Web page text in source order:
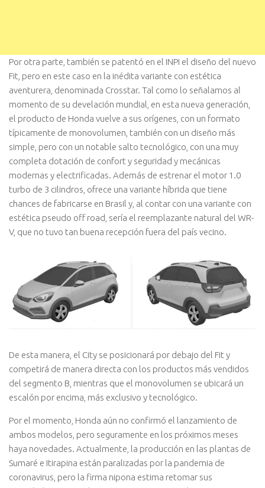
Por otra parte, también se patentó en el INPI el diseño del nuevo
Fit, pero en este caso en la inédita variante con estética
aventurera, denominada Crosstar. Tal como lo señalamos al
momento de su develación mundial, en esta nueva generación,
el producto de Honda vuelve a sus orígenes, con un formato
típicamente de monovolumen, también con un diseño más
simple, pero con un notable salto tecnológico, con una muy
completa dotación de confort y seguridad y mecánicas
modernas y electrificadas. Además de estrenar el motor 1.0
turbo de 3 cilindros, ofrece una variante híbrida que tiene
chances de fabricarse en Brasil y, al contar con una variante con
estética pseudo off road, sería el reemplazante natural del WR-
V, que no tuvo tan buena recepción fuera del país vecino.
De esta manera, el City se posicionará por debajo del Fit y
competirá de manera directa con los productos más vendidos
del segmento B, mientras que el monovolumen se ubicará un
escalón por encima, más exclusivo y tecnológico.
Por el momento, Honda aún no confirmó el lanzamiento de
ambos modelos, pero seguramente en los próximos meses
haya novedades. Actualmente, la producción en las plantas de
Sumaré e Itirapina están paralizadas por la pandemia de
coronavirus, pero la firma nipona estima retomar sus